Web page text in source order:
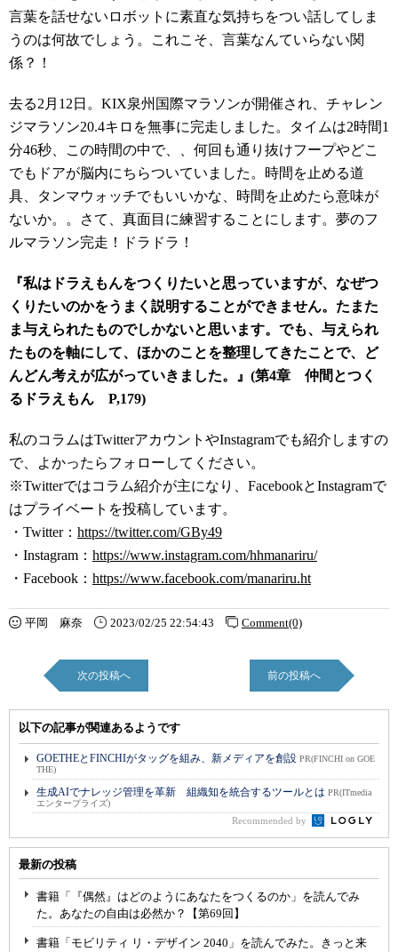
言葉を話せないロボットに素直な気持ちをつい話してしま
うのは何故でしょう。これこそ、言葉なんていらない関
係？！
去る2月12日。KIX泉州国際マラソンが開催され、チャレン
ジマラソン20.4キロを無事に完走しました。タイムは2時間1
分46秒、この時間の中で、、何回も通り抜けフープやどこ
でもドアが脳内にちらついていました。時間を止める道
具、タンマウォッチでもいいかな、時間を止めたら意味が
ないか。。さて、真面目に練習することにします。夢のフ
ルマラソン完走！ドラドラ！
『私はドラえもんをつくりたいと思っていますが、なぜつ
くりたいのかをうまく説明することができません。たまた
ま与えられたものでしかないと思います。でも、与えられ
たものを軸にして、ほかのことを整理してきたことで、ど
んどん考えが広がっていきました。』(第4章 仲間とつく
るドラえもん P,179)
私のコラムはTwitterアカウントやInstagramでも紹介しますの
で、よかったらフォローしてください。
※Twitterではコラム紹介が主になり、FacebookとInstagramで
はプライベートを投稿しています。
・Twitter： https://twitter.com/GBy49
・Instagram： https://www.instagram.com/hhmanariru/
・Facebook： https://www.facebook.com/manariru.ht
平岡 麻奈 2023/02/25 22:54:43 Comment(0)
次の投稿へ 前の投稿へ
以下の記事が関連あるようです
GOETHEとFINCHIがタッグを組み、新メディアを創設 PR(FINCHI on GOE
THE)
生成AIでナレッジ管理を革新 組織知を統合するツールとは PR(ITmedia
エンタープライズ)
Recommended by
最新の投稿
書籍「『偶然』はどのようにあなたをつくるのか」を読んでみ
た。あなたの自由は必然か？【第69回】
書籍「モビリティ リ・デザイン 2040」を読んでみた。きっと来